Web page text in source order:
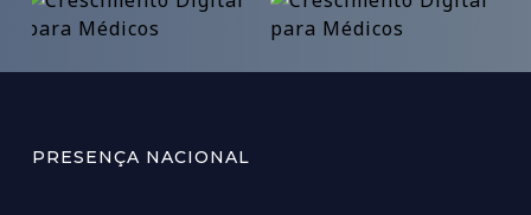
PRESENÇA NACIONAL